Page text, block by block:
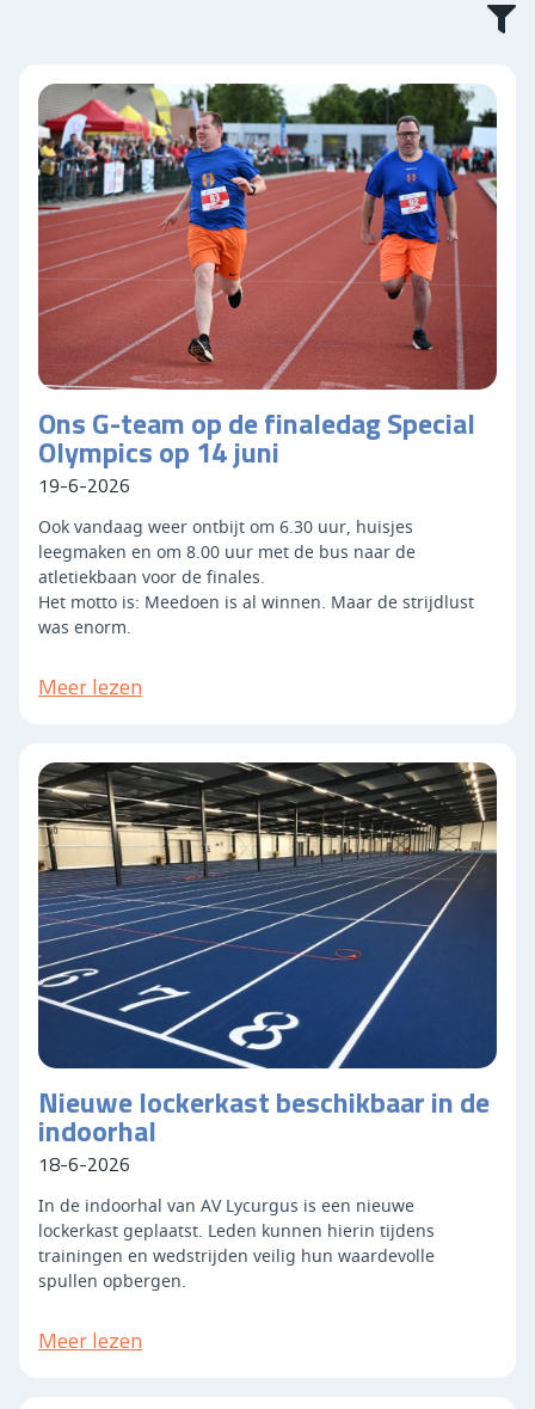
Ons G-team op de finaledag Special
Olympics op 14 juni
19-6-2026
Ook vandaag weer ontbijt om 6.30 uur, huisjes
leegmaken en om 8.00 uur met de bus naar de
atletiekbaan voor de finales.
Het motto is: Meedoen is al winnen. Maar de strijdlust
was enorm.
Meer lezen
Nieuwe lockerkast beschikbaar in de
indoorhal
18-6-2026
In de indoorhal van AV Lycurgus is een nieuwe
lockerkast geplaatst. Leden kunnen hierin tijdens
trainingen en wedstrijden veilig hun waardevolle
spullen opbergen.
Meer lezen